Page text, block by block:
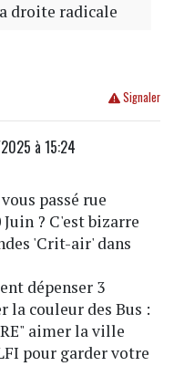
droite radicale
Signaler
à 15:24
passé rue
? C'est bizarre
'Crit-air' dans
dépenser 3
la couleur des Bus :
aimer la ville
pour garder votre